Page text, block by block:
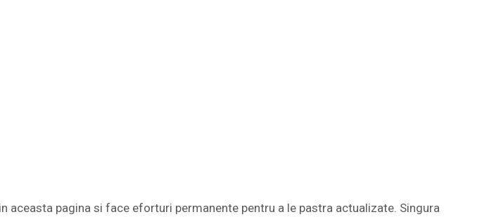
aceasta pagina si face eforturi permanente pentru a le pastra actualizate. Singura